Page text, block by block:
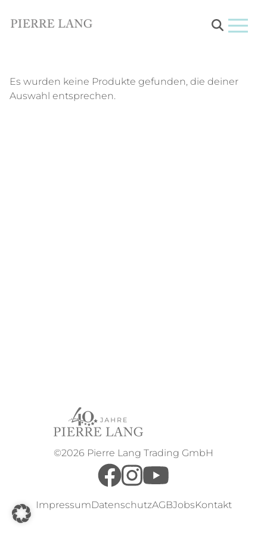
Menu
Es wurden keine Produkte gefunden, die deiner
Auswahl entsprechen.
©2026 Pierre Lang Trading GmbH
ImpressumDatenschutzAGBJobsKontakt